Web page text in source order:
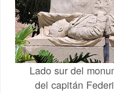
Lado sur del
del capitán